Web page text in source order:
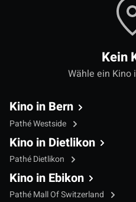
Kein
Wähle ein Kino
Kino in Bern
Pathé Westside
Kino in Dietlikon
Pathé Dietlikon
Kino in Ebikon
Pathé Mall Of Switzerland